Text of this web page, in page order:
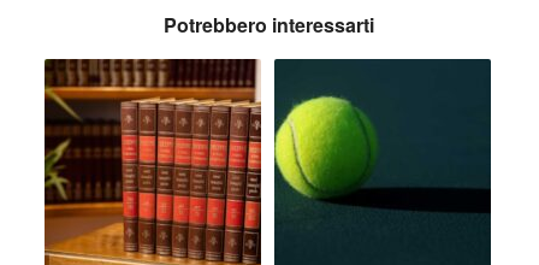
Potrebbero interessarti